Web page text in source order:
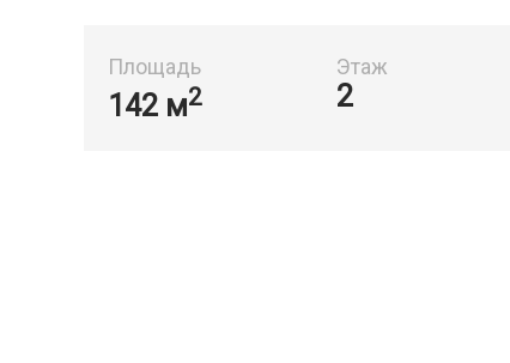
Площадь
142 м2
Этаж
2